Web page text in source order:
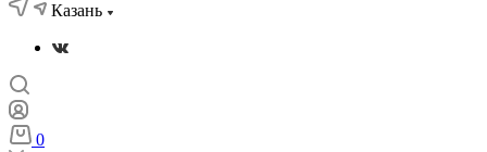
Казань
0